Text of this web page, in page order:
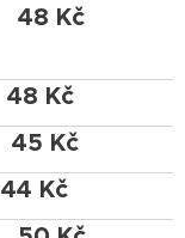
48 Kč
48 Kč
45 Kč
44 Kč